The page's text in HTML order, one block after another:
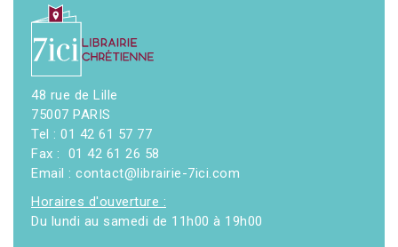
48 rue de Lille
75007 PARIS
Tel : 01 42 61 57 77
Fax : 01 42 61 26 58
Email : contact@librairie-7ici.com
Horaires d'ouverture :
Du lundi au samedi de 11h00 à 19h00